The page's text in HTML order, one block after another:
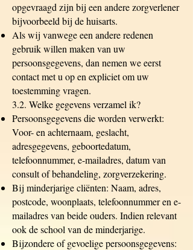
opgevraagd zijn bij een andere zorgverlener
bijvoorbeeld bij de huisarts.
Als wij vanwege een andere redenen
gebruik willen maken van uw
persoonsgegevens, dan nemen we eerst
contact met u op en expliciet om uw
toestemming vragen.
3.2. Welke gegevens verzamel ik?
Persoonsgegevens die worden verwerkt:
Voor- en achternaam, geslacht,
adresgegevens, geboortedatum,
telefoonnummer, e-mailadres, datum van
consult of behandeling, zorgverzekering.
Bij minderjarige cliënten: Naam, adres,
postcode, woonplaats, telefoonnummer en e-
mailadres van beide ouders. Indien relevant
ook de school van de minderjarige.
Bijzondere of gevoelige persoonsgegevens: